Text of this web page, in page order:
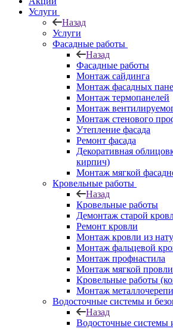
Услуги
Назад
Услуги
Фасадные работы
Назад
Фасадные работы
Монтаж сайдинга
Монтаж фасадных
Монтаж термопанелей
Монтаж
Монтаж стенового
Утепление фасада
Ремонт фасада
Декоративная
кирпич)
Монтаж мягкой
Кровельные работы
Назад
Кровельные работы
Демонтаж старой
Ремонт кровли
Монтаж кровли из
Монтаж фальцевой
Монтаж профнастила
Монтаж мягкой провли
Кровельные работы
Монтаж
Водосточные системы и
Назад
Водосточные системы